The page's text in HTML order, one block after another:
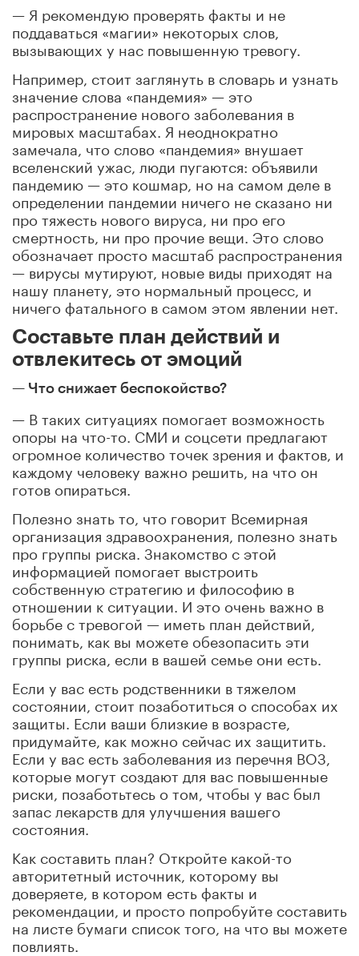
— Я рекомендую проверять факты и не
поддаваться «магии» некоторых слов,
вызывающих у нас повышенную тревогу.
Например, стоит заглянуть в словарь и узнать
значение слова «пандемия» — это
распространение нового заболевания в
мировых масштабах. Я неоднократно
замечала, что слово «пандемия» внушает
вселенский ужас, люди пугаются: объявили
пандемию — это кошмар, но на самом деле в
определении пандемии ничего не сказано ни
про тяжесть нового вируса, ни про его
смертность, ни про прочие вещи. Это слово
обозначает просто масштаб распространения
— вирусы мутируют, новые виды приходят на
нашу планету, это нормальный процесс, и
ничего фатального в самом этом явлении нет.
Составьте план действий и
отвлекитесь от эмоций
— Что снижает беспокойство?
— В таких ситуациях помогает возможность
опоры на что-то. СМИ и соцсети предлагают
огромное количество точек зрения и фактов, и
каждому человеку важно решить, на что он
готов опираться.
Полезно знать то, что говорит Всемирная
организация здравоохранения, полезно знать
про группы риска. Знакомство с этой
информацией помогает выстроить
собственную стратегию и философию в
отношении к ситуации. И это очень важно в
борьбе с тревогой — иметь план действий,
понимать, как вы можете обезопасить эти
группы риска, если в вашей семье они есть.
Если у вас есть родственники в тяжелом
состоянии, стоит позаботиться о способах их
защиты. Если ваши близкие в возрасте,
придумайте, как можно сейчас их защитить.
Если у вас есть заболевания из перечня ВОЗ,
которые могут создают для вас повышенные
риски, позаботьтесь о том, чтобы у вас был
запас лекарств для улучшения вашего
состояния.
Как составить план? Откройте какой-то
авторитетный источник, которому вы
доверяете, в котором есть факты и
рекомендации, и просто попробуйте составить
на листе бумаги список того, на что вы можете
повлиять.